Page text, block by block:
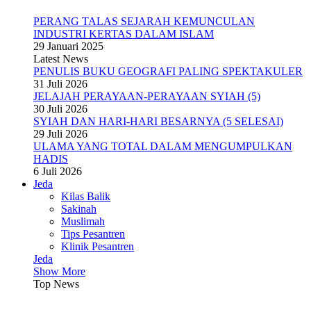
PERANG TALAS SEJARAH KEMUNCULAN
INDUSTRI KERTAS DALAM ISLAM
29 Januari 2025
Latest News
PENULIS BUKU GEOGRAFI PALING SPEKTAKULER
31 Juli 2026
JELAJAH PERAYAAN-PERAYAAN SYIAH (5)
30 Juli 2026
SYIAH DAN HARI-HARI BESARNYA (5 SELESAI)
29 Juli 2026
ULAMA YANG TOTAL DALAM MENGUMPULKAN
HADIS
6 Juli 2026
Jeda
Kilas Balik
Sakinah
Muslimah
Tips Pesantren
Klinik Pesantren
Jeda
Show More
Top News